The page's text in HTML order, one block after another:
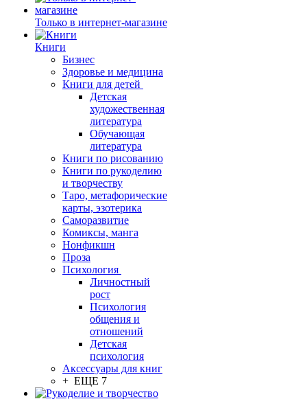
Только в интернет-магазине
Книги
Бизнес
Здоровье и медицина
Книги для детей
Детская
художественная
литература
Обучающая
литература
Книги по рисованию
Книги по рукоделию
и творчеству
Таро, метафорические
карты, эзотерика
Саморазвитие
Комиксы, манга
Нонфикшн
Проза
Психология
Личностный
рост
Психология
общения и
отношений
Детская
психология
Аксессуары для книг
+ ЕЩЕ 7